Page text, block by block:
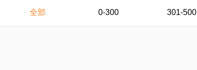
全部 0-300 301-500